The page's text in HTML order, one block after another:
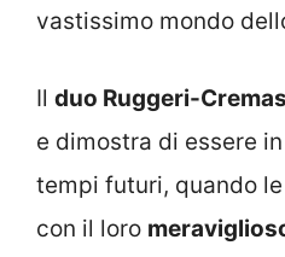
vastissimo mondo
Il duo Ruggeri-
e dimostra di essere
tempi futuri, quando
con il loro